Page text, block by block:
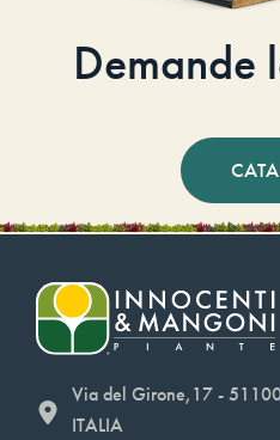
Demande
Via del Girone,17 -
ITALIA